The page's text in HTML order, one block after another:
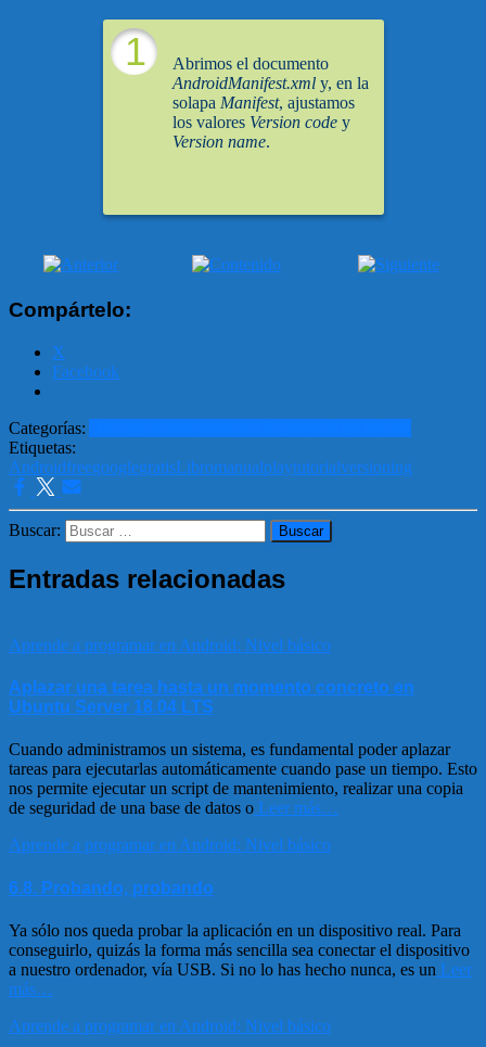
1
Abrimos el documento
AndroidManifest.xmly, en la
solapa Manifest, ajustamos
los valores Version codey
Version name.
Compártelo:
X
Facebook
Categorías:
Etiquetas:
AndroidfreegooglegratisLibromanualplaytutorialversioning
Buscar:
Entradas relacionadas
Aprende a programar en Android: Nivel básico
Aplazar una tarea hasta un momento concreto en
Ubuntu Server 18.04 LTS
Cuando administramos un sistema, es fundamental poder aplazar
tareas para ejecutarlas automáticamente cuando pase un tiempo. Esto
nos permite ejecutar un script de mantenimiento, realizar una copia
de seguridad de una base de datos o Leer más…
Aprende a programar en Android: Nivel básico
6.8. Probando, probando
Ya sólo nos queda probar la aplicación en un dispositivo real. Para
conseguirlo, quizás la forma más sencilla sea conectar el dispositivo
a nuestro ordenador, vía USB. Si no lo has hecho nunca, es un Leer
más…
Aprende a programar en Android: Nivel básico